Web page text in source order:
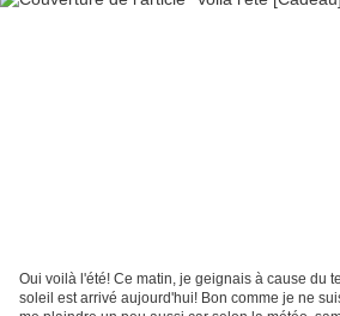
Oui voilà l'été! Ce matin, je geignais à cause du
soleil est arrivé aujourd'hui! Bon comme je ne